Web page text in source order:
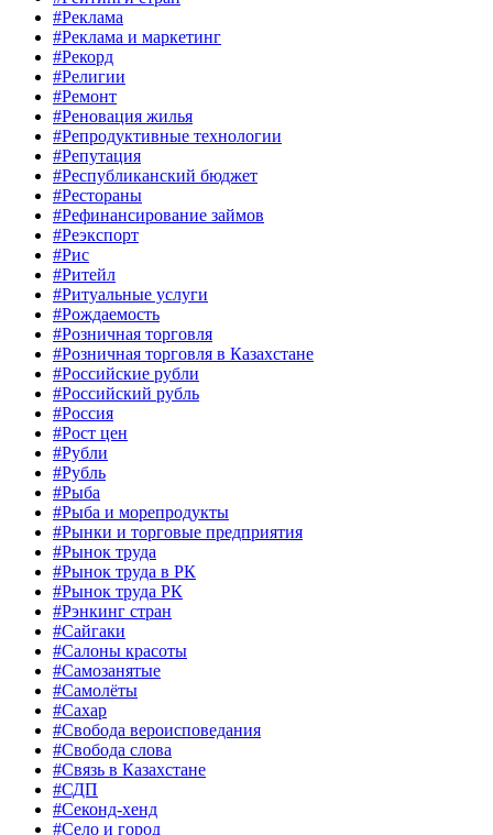
#Реклама
#Реклама и маркетинг
#Рекорд
#Религии
#Ремонт
#Реновация жилья
#Репродуктивные технологии
#Репутация
#Республиканский бюджет
#Рестораны
#Рефинансирование займов
#Реэкспорт
#Рис
#Ритейл
#Ритуальные услуги
#Рождаемость
#Розничная торговля
#Розничная торговля в Казахстане
#Российские рубли
#Российский рубль
#Россия
#Рост цен
#Рубли
#Рубль
#Рыба
#Рыба и морепродукты
#Рынки и торговые предприятия
#Рынок труда
#Рынок труда в РК
#Рынок труда РК
#Рэнкинг стран
#Сайгаки
#Салоны красоты
#Самозанятые
#Самолёты
#Сахар
#Свобода вероисповедания
#Свобода слова
#Связь в Казахстане
#СДП
#Секонд-хенд
#Село и город